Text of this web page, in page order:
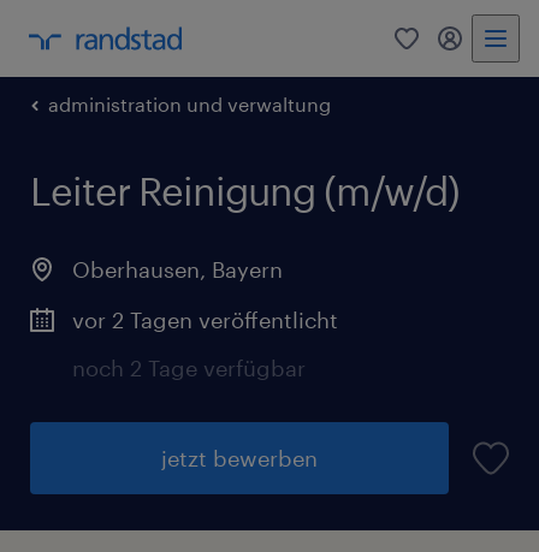
0 Mein
administration und verwaltung
Leiter Reinigung (m/w/d)
Oberhausen, Bayern
vor 2 Tagen veröffentlicht
noch 2 Tage verfügbar
jetzt bewerben